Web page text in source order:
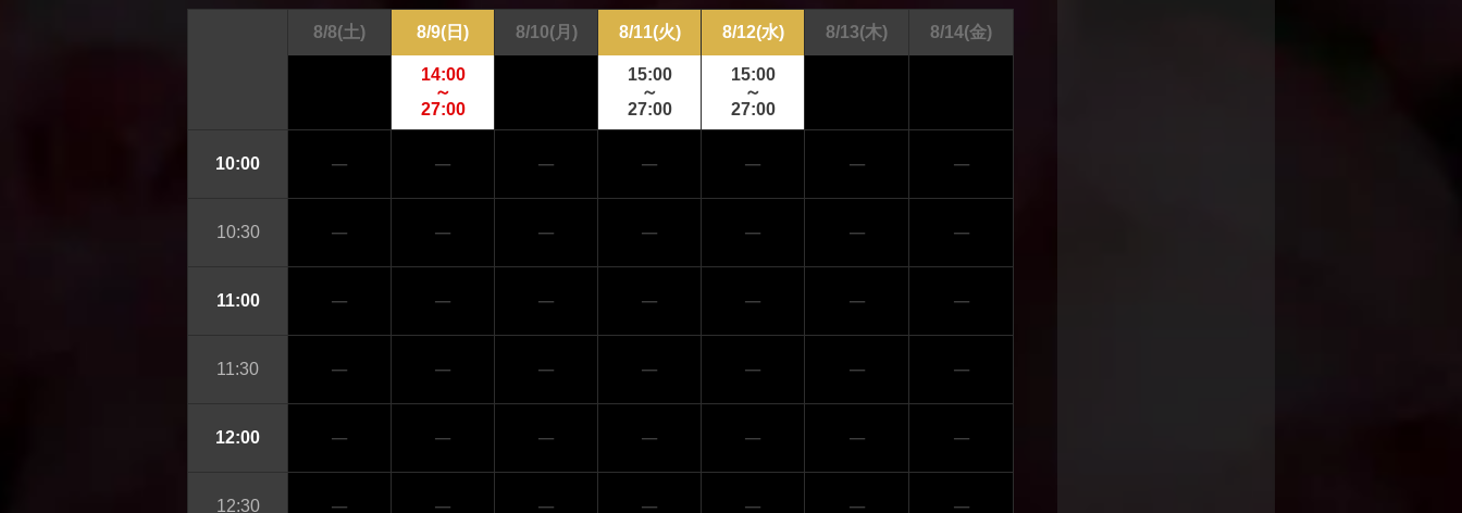
8/8(土) 8/9(日)
14:00
～
27:00
8/10(月) 8/11(火)
15:00
～
27:00
8/12(水)
15:00
～
27:00
8/13(木) 8/14(金)
10:00 ─ ─ ─ ─ ─ ─ ─
10:30 ─ ─ ─ ─ ─ ─ ─
11:00 ─ ─ ─ ─ ─ ─ ─
11:30 ─ ─ ─ ─ ─ ─ ─
12:00 ─ ─ ─ ─ ─ ─ ─
12:30 ─ ─ ─ ─ ─ ─ ─